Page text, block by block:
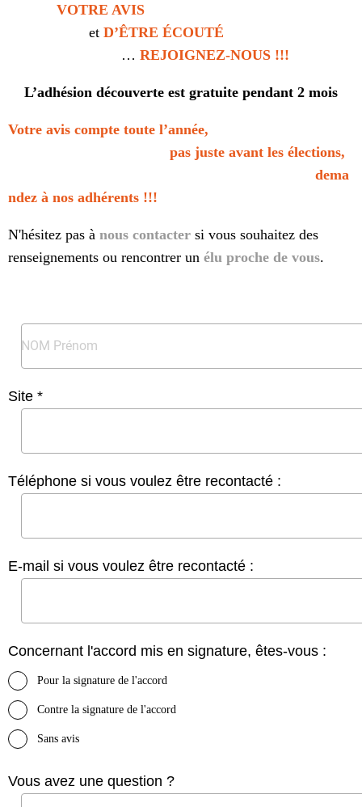
VOTRE AVIS
et D’ÊTRE ÉCOUTÉ
… REJOIGNEZ-NOUS !!!
L’adhésion découverte est gratuite pendant 2 mois
Votre avis compte toute l’année,
pas juste avant les élections,
dema
ndez à nos adhérents !!!
N'hésitez pas à nous contacter si vous souhaitez des
renseignements ou rencontrer un élu proche de vous.
Site *
Téléphone si vous voulez être recontacté :
E-mail si vous voulez être recontacté :
Concernant l'accord mis en signature, êtes-vous :
Pour la signature de l'accord
Contre la signature de l'accord
Sans avis
Vous avez une question ?